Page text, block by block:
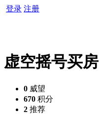
登录 注册
虚空摇号买房
0 威望
670 积分
2 推荐